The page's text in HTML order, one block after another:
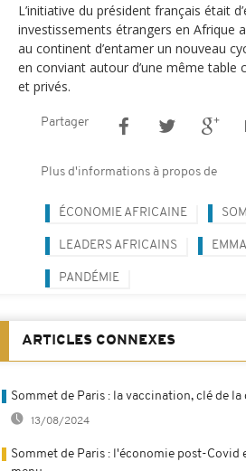
L’initiative du président français était
investissements étrangers en Afrique
au continent d’entamer un nouveau
en conviant autour d’une même table
et privés.
Partager
Plus d'informations à propos de
ÉCONOMIE AFRICAINE
LEADERS AFRICAINS
PANDÉMIE
ARTICLES CONNEXES
Sommet de Paris : la vaccination, clé de
13/08/2024
Sommet de Paris : l'économie post-Covid